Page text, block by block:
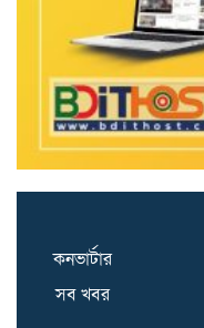
কনভার্টার
সব খবর